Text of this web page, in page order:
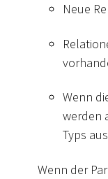
Neue
Wenn
werden
Typs
Wenn der